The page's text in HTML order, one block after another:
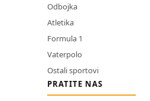
Odbojka
Atletika
Formula 1
Vaterpolo
Ostali sportovi
PRATITE NAS